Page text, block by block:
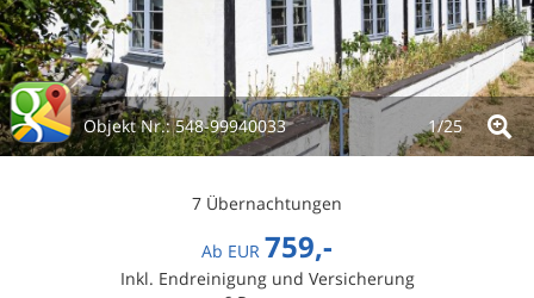
Objekt Nr.:548-99940033 1/25
7 Übernachtungen
Ab EUR 759,-
Inkl. Endreinigung und Versicherung